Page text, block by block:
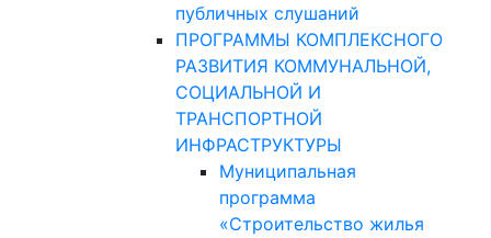
публичных слушаний
ПРОГРАММЫ КОМПЛЕКСНОГО
РАЗВИТИЯ КОММУНАЛЬНОЙ,
СОЦИАЛЬНОЙ И
ТРАНСПОРТНОЙ
ИНФРАСТРУКТУРЫ
Муниципальная
программа
«Строительство жилья